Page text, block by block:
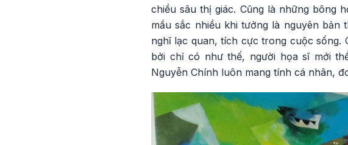
chiều sâu thị giác. Cũng là những bông
mầu sắc nhiều khi tưởng là nguyên
nghĩ lạc quan, tích cực trong cuộc sống.
bởi chỉ có như thế, người họa sĩ mới
Nguyễn Chính luôn mang tính cá nhân,